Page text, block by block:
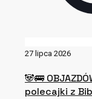
27 lipca 2026
🐼🚌
polecajki z